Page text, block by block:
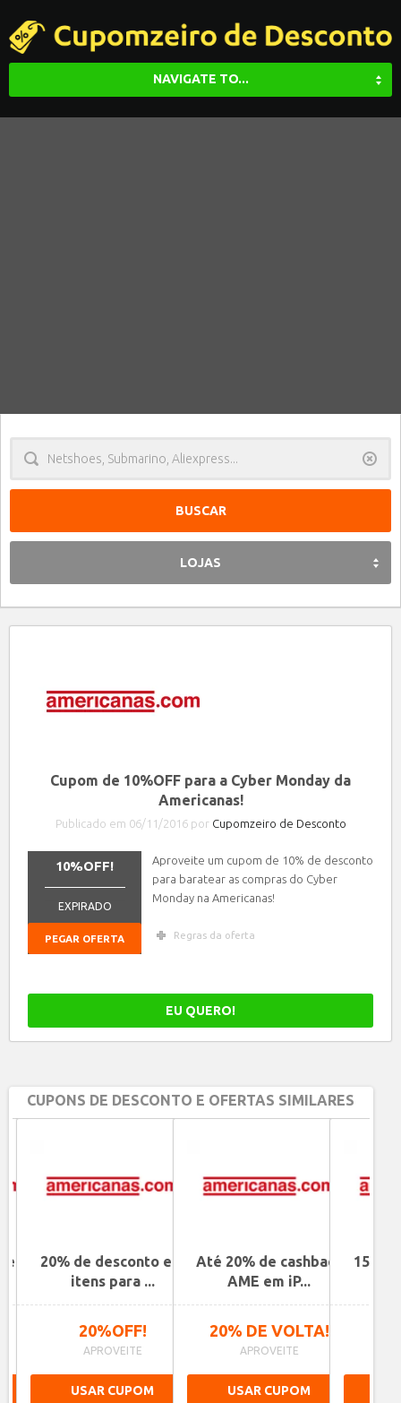
NAVIGATE TO...
LOJAS
Cupom de 10%OFF para a Cyber Monday da
Americanas!
Publicado em 06/11/2016 por Cupomzeiro de Desconto
10%OFF!
EXPIRADO
PEGAR OFERTA
Aproveite um cupom de 10% de desconto
para baratear as compras do Cyber
Monday na Americanas!
Regras da oferta
EU QUERO!
CUPONS DE DESCONTO E OFERTAS SIMILARES
20% de desconto em
itens para ...
20%OFF!
APROVEITE
USAR CUPOM
Até 20% de cashback
AME em iP...
20% DE VOLTA!
APROVEITE
USAR CUPOM
15%